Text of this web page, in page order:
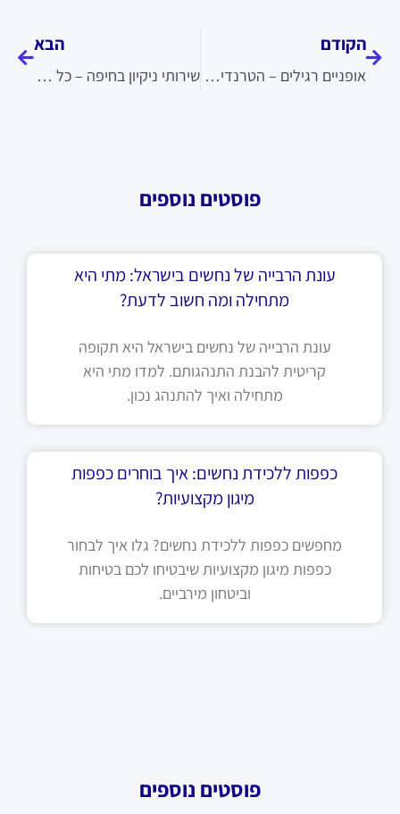
הקודם
אופניים רגילים – הטרנדים החמים לשנת 2025
הבא
שירותי ניקיון בחיפה – כל מה שצריך לדעת על שירותים מקצועיים
פוסטים נוספים
עונת הרבייה של נחשים בישראל: מתי היא
מתחילה ומה חשוב לדעת?
עונת הרבייה של נחשים בישראל היא תקופה
קריטית להבנת התנהגותם. למדו מתי היא
מתחילה ואיך להתנהג נכון.
כפפות ללכידת נחשים: איך בוחרים כפפות
מיגון מקצועיות?
מחפשים כפפות ללכידת נחשים? גלו איך לבחור
כפפות מיגון מקצועיות שיבטיחו לכם בטיחות
וביטחון מירביים.
פוסטים נוספים